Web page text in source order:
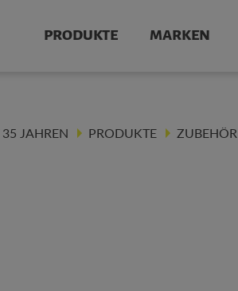
PRODUKTE MARKEN
JAHREN PRODUKTE ZUBEHÖR